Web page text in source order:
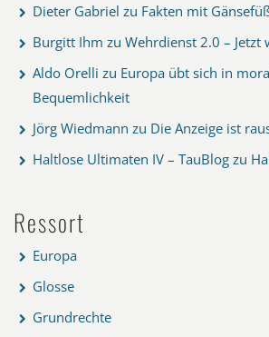
Dieter Gabriel zu Fakten mit
Burgitt Ihm zu Wehrdienst 2.0 – Jetzt
Aldo Orelli zu Europa übt sich in
Bequemlichkeit
Jörg Wiedmann zu Die Anzeige ist
Haltlose Ultimaten IV – TauBlog zu
Ressort
Europa
Glosse
Grundrechte